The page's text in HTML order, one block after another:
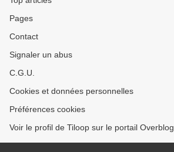
Pages
Contact
Signaler un abus
C.G.U.
Cookies et données personnelles
Préférences cookies
Voir le profil de Tiloop sur le portail Overblog